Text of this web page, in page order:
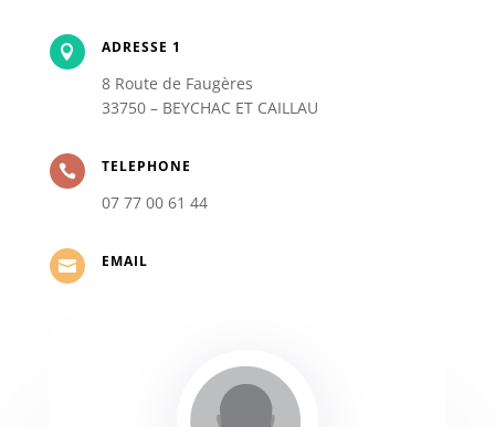
 ADRESSE 1
8 Route de Faugères
33750 – BEYCHAC ET CAILLAU
 TELEPHONE
07 77 00 61 44
 EMAIL